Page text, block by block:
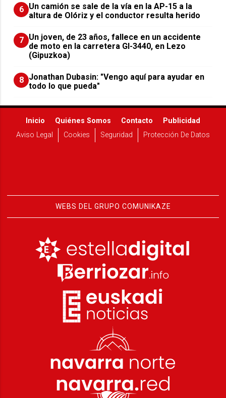
6 Un camión se sale de la vía en la AP-15 a la
altura de Olóriz y el conductor resulta herido
7 Un joven, de 23 años, fallece en un accidente
de moto en la carretera GI-3440, en Lezo
(Gipuzkoa)
8 Jonathan Dubasin: "Vengo aquí para ayudar en
todo lo que pueda"
Inicio Quiénes Somos Contacto
Publicidad
Aviso Legal
Cookies Seguridad Protección De Datos
WEBS DEL GRUPO COMUNIKAZE